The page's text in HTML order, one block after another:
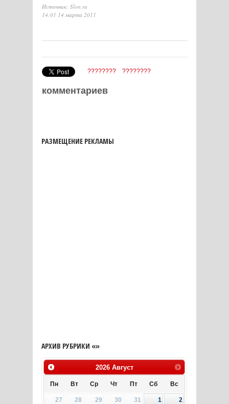
Источник: Slon.ru
14:01 14 марта 2011
???????? ????????
комментариев
РАЗМЕЩЕНИЕ РЕКЛАМЫ
АРХИВ РУБРИКИ «»
2026 Август
Пн Вт Ср Чт Пт Сб Вс
27 28 29 30 31 1
2